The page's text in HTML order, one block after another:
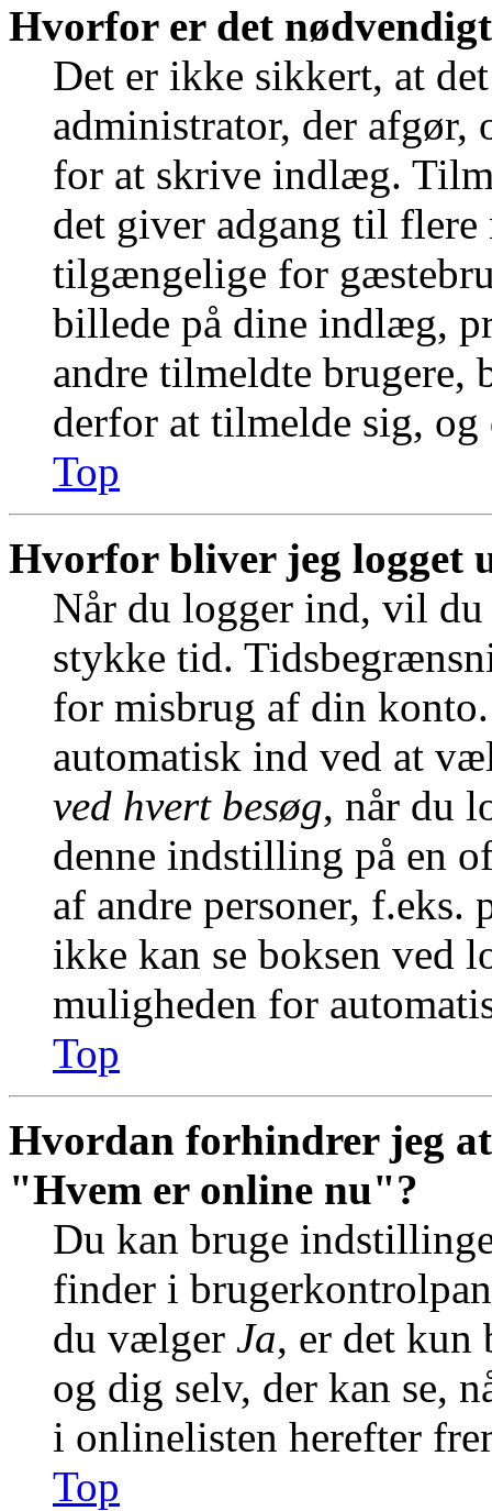
Hvorfor er det
Det er ikke sikkert, at
administrator, der afgør,
for at skrive indlæg.
det giver adgang til
tilgængelige for
billede på dine indlæg,
andre tilmeldte brugere,
derfor at tilmelde sig,
Top
Hvorfor bliver jeg logget
Når du logger ind, vil
stykke tid.
for misbrug af din
automatisk ind ved at
ved hvert besøg, når du
denne indstilling på en
af andre personer,
ikke kan se boksen ved
muligheden for
Top
Hvordan forhindrer jeg
"Hvem er online nu"?
Du kan bruge
finder i
du vælger Ja, er det kun
og dig selv, der kan se,
i onlinelisten herefter
Top